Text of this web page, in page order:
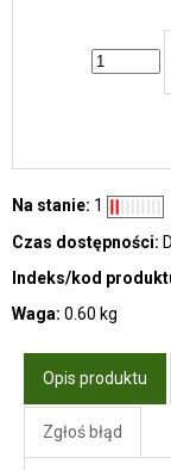
Na stanie: 1
Czas dostępności:
Indeks/kod
Waga: 0.60 kg
Opis produktu
Zgłoś błąd